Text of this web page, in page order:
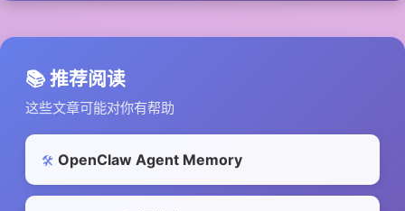
📚 推荐阅读
这些文章可能对你有帮助
🛠️ OpenClaw Agent Memory